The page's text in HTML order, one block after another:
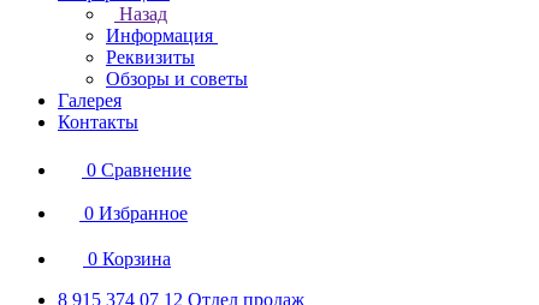
Назад
Информация
Реквизиты
Обзоры и советы
Галерея
Контакты
0 Сравнение
0 Избранное
0 Корзина
8 915 374 07 12 Отдел продаж